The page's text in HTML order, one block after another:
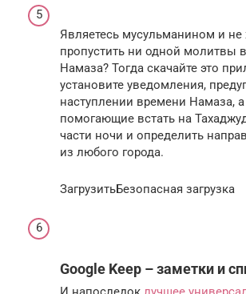
Являетесь мусульманином и не
пропустить ни одной молитвы
Намаза? Тогда скачайте это
установите уведомления,
наступлении времени Намаза,
помогающие встать на
части ночи и определить
из любого города.
ЗагрузитьБезопасная загрузка
Google Keep – заметки и